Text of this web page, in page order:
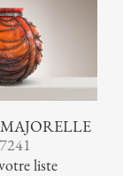
liste